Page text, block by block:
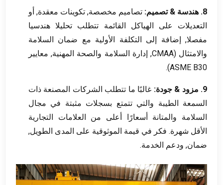
8. هندسة & تصميم:
تصاميم مخصصة, تكوينات معقدة, أو
التعديلات على الهياكل القائمة تتطلب تحليلا هندسيا
مفصلا, إضافة إلى التكلفة الأولية مع ضمان السلامة
والامتثال (CMAA, إدارة السلامة والصحة المهنية, معايير
ASME B30).
9. مزود & جودة:
غالبًا ما تتطلب الشركات المصنعة ذات
السمعة الطيبة والتي تتمتع بسجلات مثبتة في مجال
السلامة والمتانة أسعارًا أعلى من العلامات التجارية
الأقل شهرة. فكر في قيمة الموثوقية على المدى الطويل,
ضمان, ودعم الخدمة.